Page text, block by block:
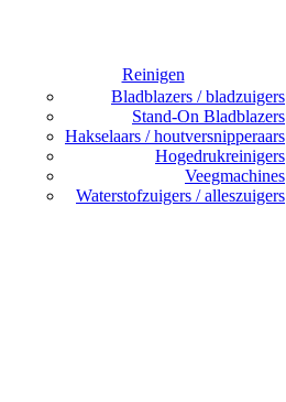
Reinigen
Bladblazers / bladzuigers
Stand-On Bladblazers
Hakselaars / houtversnipperaars
Hogedrukreinigers
Veegmachines
Waterstofzuigers / alleszuigers